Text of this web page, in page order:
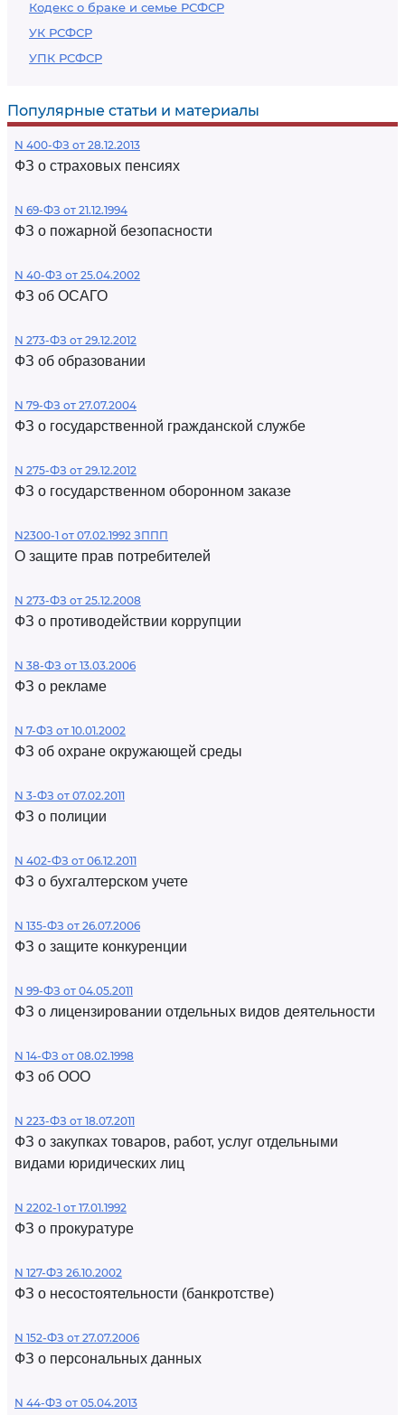
Кодекс о браке и семье РСФСР
УК РСФСР
УПК РСФСР
Популярные статьи и материалы
N 400-ФЗ от 28.12.2013
ФЗ о страховых пенсиях
N 69-ФЗ от 21.12.1994
ФЗ о пожарной безопасности
N 40-ФЗ от 25.04.2002
ФЗ об ОСАГО
N 273-ФЗ от 29.12.2012
ФЗ об образовании
N 79-ФЗ от 27.07.2004
ФЗ о государственной гражданской службе
N 275-ФЗ от 29.12.2012
ФЗ о государственном оборонном заказе
N2300-1 от 07.02.1992 ЗППП
О защите прав потребителей
N 273-ФЗ от 25.12.2008
ФЗ о противодействии коррупции
N 38-ФЗ от 13.03.2006
ФЗ о рекламе
N 7-ФЗ от 10.01.2002
ФЗ об охране окружающей среды
N 3-ФЗ от 07.02.2011
ФЗ о полиции
N 402-ФЗ от 06.12.2011
ФЗ о бухгалтерском учете
N 135-ФЗ от 26.07.2006
ФЗ о защите конкуренции
N 99-ФЗ от 04.05.2011
ФЗ о лицензировании отдельных видов деятельности
N 14-ФЗ от 08.02.1998
ФЗ об ООО
N 223-ФЗ от 18.07.2011
ФЗ о закупках товаров, работ, услуг отдельными
видами юридических лиц
N 2202-1 от 17.01.1992
ФЗ о прокуратуре
N 127-ФЗ 26.10.2002
ФЗ о несостоятельности (банкротстве)
N 152-ФЗ от 27.07.2006
ФЗ о персональных данных
N 44-ФЗ от 05.04.2013